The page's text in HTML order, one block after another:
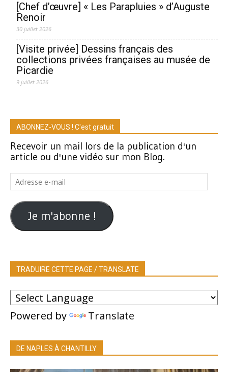
[Chef d’œuvre] « Les Parapluies » d’Auguste
Renoir
30 juillet 2026
[Visite privée] Dessins français des
collections privées françaises au musée de
Picardie
9 juillet 2026
ABONNEZ-VOUS ! C'est gratuit
Recevoir un mail lors de la publication d'un
article ou d'une vidéo sur mon Blog.
Adresse
e-
mail
Je m'abonne !
TRADUIRE CETTE PAGE / TRANSLATE
Powered by Translate
DE NAPLES À CHANTILLY